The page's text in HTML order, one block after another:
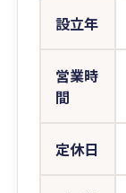
設立年
営業時
間
定休日